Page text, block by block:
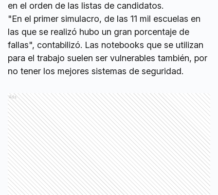
en el orden de las listas de candidatos.
"En el primer simulacro, de las 11 mil escuelas en
las que se realizó hubo un gran porcentaje de
fallas", contabilizó. Las notebooks que se utilizan
para el trabajo suelen ser vulnerables también, por
no tener los mejores sistemas de seguridad.
Ads